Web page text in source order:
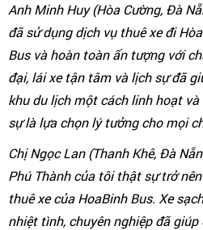
Anh Minh Huy (Hòa Cường, Đà
đã sử dụng dịch vụ thuê xe đi
Bus và hoàn toàn ấn tượng với
đại, lái xe tận tâm và lịch sự đã
khu du lịch một cách linh hoạt
sự là lựa chọn lý tưởng cho mọi
Chị Ngọc Lan (Thanh Khê, Đà
Phú Thành của tôi thật sự trở
thuê xe của HoaBinh Bus. Xe
nhiệt tình, chuyên nghiệp đã